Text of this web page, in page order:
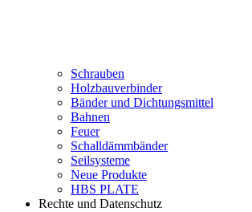
Schrauben
Holzbauverbinder
Bänder und Dichtungsmittel
Bahnen
Feuer
Schalldämmbänder
Seilsysteme
Neue Produkte
HBS PLATE
Rechte und Datenschutz